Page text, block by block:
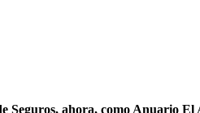
Seguros, ahora, como Anuario